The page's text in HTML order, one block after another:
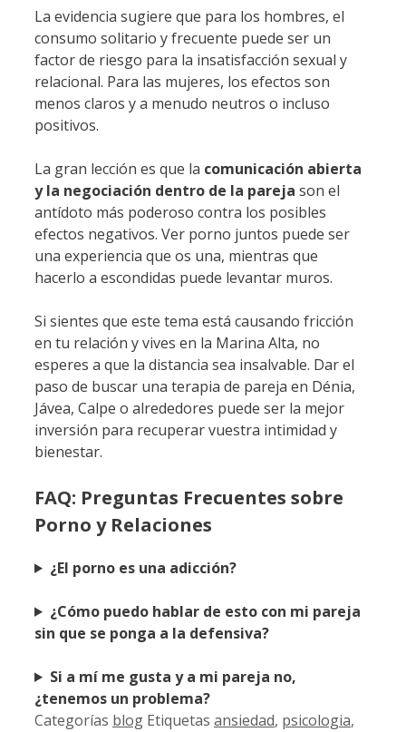
La evidencia sugiere que para los hombres, el
consumo solitario y frecuente puede ser un
factor de riesgo para la insatisfacción sexual y
relacional. Para las mujeres, los efectos son
menos claros y a menudo neutros o incluso
positivos.
La gran lección es que la comunicación abierta
y la negociación dentro de la pareja son el
antídoto más poderoso contra los posibles
efectos negativos. Ver porno juntos puede ser
una experiencia que os una, mientras que
hacerlo a escondidas puede levantar muros.
Si sientes que este tema está causando fricción
en tu relación y vives en la Marina Alta, no
esperes a que la distancia sea insalvable. Dar el
paso de buscar una terapia de pareja en Dénia,
Jávea, Calpe o alrededores puede ser la mejor
inversión para recuperar vuestra intimidad y
bienestar.
FAQ: Preguntas Frecuentes sobre
Porno y Relaciones
¿El porno es una adicción?
¿Cómo puedo hablar de esto con mi pareja
sin que se ponga a la defensiva?
Si a mí me gusta y a mi pareja no,
¿tenemos un problema?
Categorías blog Etiquetas ansiedad, psicologia,